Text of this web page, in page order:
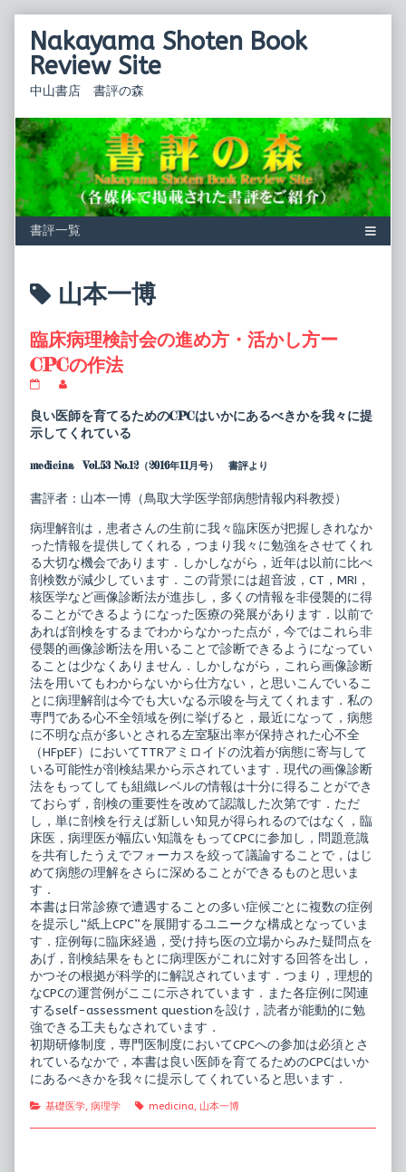
contentNakayama Shoten Book
Review Site
中山書店 書評の森
Posts
tagged
山本一博
臨床病理検討会の進め方・活かし方ー
CPCの作法
病
理
検
会
進
め
方・
活
か
し
方
ー
CPC
の
作
法
published
on
posts
by
the
of
病
理
検
討
会
の
進
め
方・
活
か
し
方
ー
CPC
の
作
法,
良い医師を育てるためのCPCはいかにあるべきかを我々に提
示してくれている
medicina Vol.53 No.12（2016年11月号） 書評より
書評者：山本一博（鳥取大学医学部病態情報内科教授）
病理解剖は，患者さんの生前に我々臨床医が把握しきれなか
った情報を提供してくれる，つまり我々に勉強をさせてくれ
る大切な機会であります．しかしながら，近年は以前に比べ
剖検数が減少しています．この背景には超音波，CT，MRI，
核医学など画像診断法が進歩し，多くの情報を非侵襲的に得
ることができるようになった医療の発展があります．以前で
あれば剖検をするまでわからなかった点が，今ではこれら非
侵襲的画像診断法を用いることで診断できるようになってい
ることは少なくありません．しかしながら，これら画像診断
法を用いてもわからないから仕方ない，と思いこんでいるこ
とに病理解剖は今でも大いなる示唆を与えてくれます．私の
専門である心不全領域を例に挙げると，最近になって，病態
に不明な点が多いとされる左室駆出率が保持された心不全
（HFpEF）においてTTRアミロイドの沈着が病態に寄与して
いる可能性が剖検結果から示されています．現代の画像診断
法をもってしても組織レベルの情報は十分に得ることができ
ておらず，剖検の重要性を改めて認識した次第です．ただ
し，単に剖検を行えば新しい知見が得られるのではなく，臨
床医，病理医が幅広い知識をもってCPCに参加し，問題意識
を共有したうえでフォーカスを絞って議論することで，はじ
めて病態の理解をさらに深めることができるものと思いま
す．
本書は日常診療で遭遇することの多い症候ごとに複数の症例
を提示し“紙上CPC”を展開するユニークな構成となっていま
す．症例毎に臨床経過，受け持ち医の立場からみた疑問点を
あげ，剖検結果をもとに病理医がこれに対する回答を出し，
かつその根拠が科学的に解説されています．つまり，理想的
なCPCの運営例がここに示されています．また各症例に関連
するself-assessment questionを設け，読者が能動的に勉
強できる工夫もなされています．
初期研修制度，専門医制度においてCPCへの参加は必須とさ
れているなかで，本書は良い医師を育てるためのCPCはいか
にあるべきかを我々に提示してくれていると思います．
Categories
基礎医学, 病理学 Tags
medicina, 山本一博